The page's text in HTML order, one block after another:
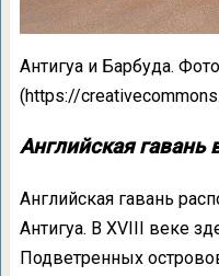
Антигуа и Барбуда.
(https://
Английская гавань
Английская гавань
Антигуа. В XVIII веке
Подветренных